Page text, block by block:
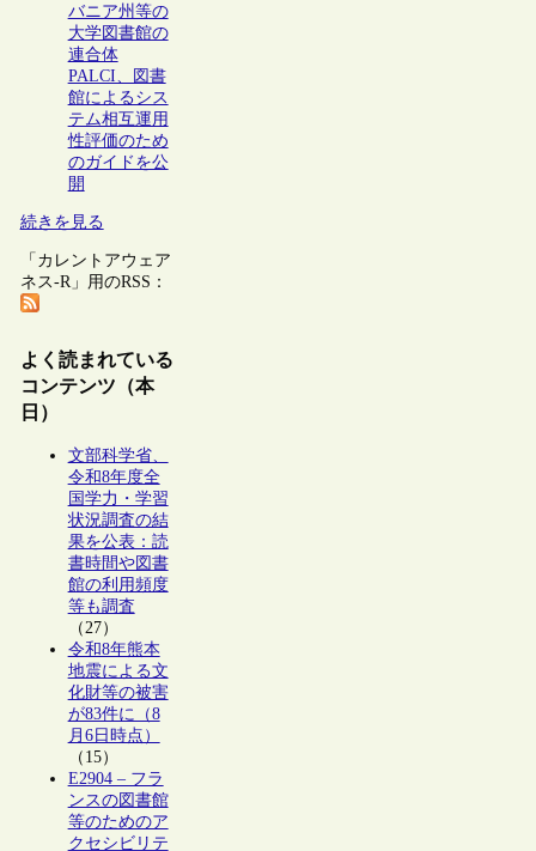
バニア州等の
大学図書館の
連合体
PALCI、図書
館によるシス
テム相互運用
性評価のため
のガイドを公
開
続きを見る
「カレントアウェア
ネス-R」用のRSS：
よく読まれている
コンテンツ（本
日）
文部科学省、
令和8年度全
国学力・学習
状況調査の結
果を公表：読
書時間や図書
館の利用頻度
等も調査
（27）
令和8年熊本
地震による文
化財等の被害
が83件に（8
月6日時点）
（15）
E2904 – フラ
ンスの図書館
等のためのア
クセシビリテ